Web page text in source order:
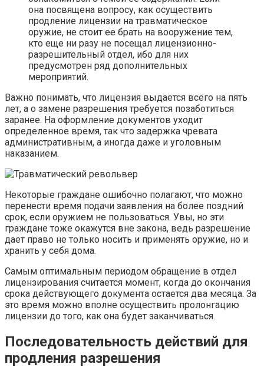
она посвящена вопросу, как осуществить
продление лицензии на травматическое
оружие, не стоит ее брать на вооружение тем,
кто еще ни разу не посещал лицензионно-
разрешительный отдел, ибо для них
предусмотрен ряд дополнительных
мероприятий.
Важно понимать, что лицензия выдается всего на пять
лет, а о замене разрешения требуется позаботиться
заранее. На оформление документов уходит
определенное время, так что задержка чревата
административным, а иногда даже и уголовным
наказанием.
Некоторые граждане ошибочно полагают, что можно
перенести время подачи заявления на более поздний
срок, если оружием не пользоваться. Увы, но эти
граждане тоже окажутся вне закона, ведь разрешение
дает право не только носить и применять оружие, но и
хранить у себя дома.
Самым оптимальным периодом обращение в отдел
лицензирования считается момент, когда до окончания
срока действующего документа остается два месяца. За
это время можно вполне осуществить пролонгацию
лицензии до того, как она будет заканчиваться.
Последовательность действий для
продления разрешения